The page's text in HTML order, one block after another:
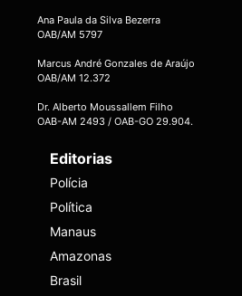
Ana Paula da Silva Bezerra
OAB/AM 5797
Marcus André Gonzales de Araújo
OAB/AM 12.372
Dr. Alberto Moussallem Filho
OAB-AM 2493 / OAB-GO 29.904.
Editorias
Polícia
Política
Manaus
Amazonas
Brasil